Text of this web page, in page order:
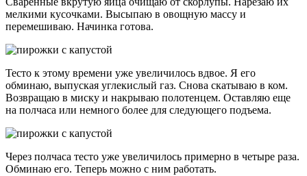
мелкими кусочками. Высыпаю в овощную массу и
перемешиваю. Начинка готова.
Тесто к этому времени уже увеличилось вдвое. Я его
обминаю, выпуская углекислый газ. Снова скатываю в ком.
Возвращаю в миску и накрываю полотенцем. Оставляю еще
на полчаса или немного более для следующего подъема.
Через полчаса тесто уже увеличилось примерно в четыре раза.
Обминаю его. Теперь можно с ним работать.